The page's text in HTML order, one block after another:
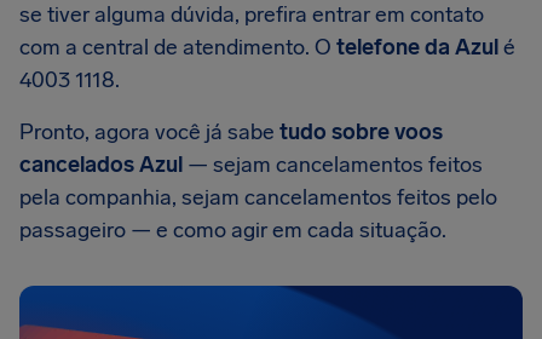
se tiver alguma dúvida, prefira entrar em contato
com a central de atendimento. O telefone da Azulé
4003 1118.
Pronto, agora você já sabe tudo sobre voos
cancelados Azul — sejam cancelamentos feitos
pela companhia, sejam cancelamentos feitos pelo
passageiro — e como agir em cada situação.